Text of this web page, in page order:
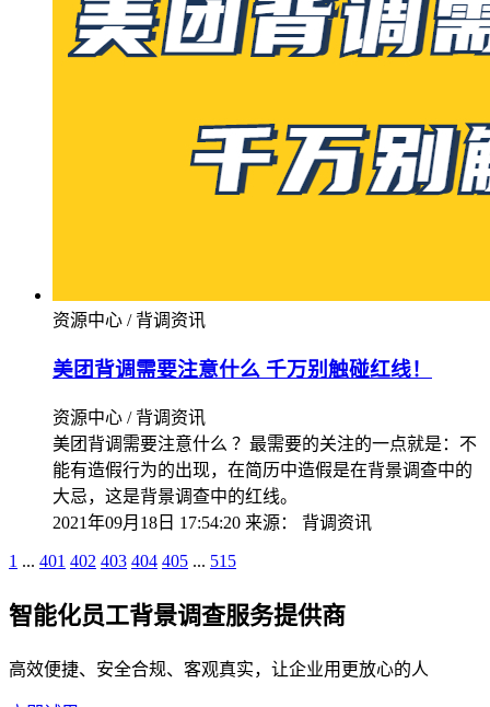
资源中心 / 背调资讯
美团背调需要注意什么 千万别触碰红线！
资源中心 / 背调资讯
美团背调需要注意什么 ？最需要的关注的一点就是：不
能有造假行为的出现，在简历中造假是在背景调查中的
大忌，这是背景调查中的红线。
2021年09月18日 17:54:20 来源： 背调资讯
1 ... 401 402 403 404 405 ... 515
智能化员工背景调查服务提供商
高效便捷、安全合规、客观真实，让企业用更放心的人